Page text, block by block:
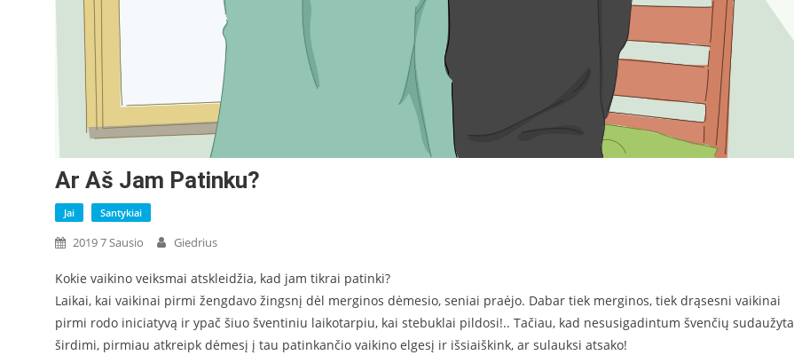
Ar Aš Jam Patinku?
Jai Santykiai
2019 7 Sausio Giedrius
Kokie vaikino veiksmai atskleidžia, kad jam tikrai patinki?
Laikai, kai vaikinai pirmi žengdavo žingsnį dėl merginos dėmesio, seniai praėjo. Dabar tiek merginos, tiek drąsesni vaikinai
pirmi rodo iniciatyvą ir ypač šiuo šventiniu laikotarpiu, kai stebuklai pildosi!.. Tačiau, kad nesusigadintum švenčių sudaužyta
širdimi, pirmiau atkreipk dėmesį į tau patinkančio vaikino elgesį ir išsiaiškink, ar sulauksi atsako!